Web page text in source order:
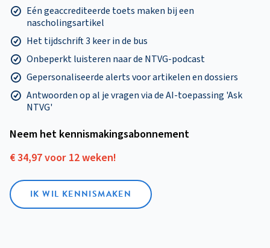
Eén geaccrediteerde toets maken bij een
nascholingsartikel
Het tijdschrift 3 keer in de bus
Onbeperkt luisteren naar de NTVG-podcast
Gepersonaliseerde alerts voor artikelen en dossiers
Antwoorden op al je vragen via de AI-toepassing 'Ask
NTVG'
Neem het kennismakings­abonnement
€ 34,97 voor 12 weken!
IK WIL KENNISMAKEN